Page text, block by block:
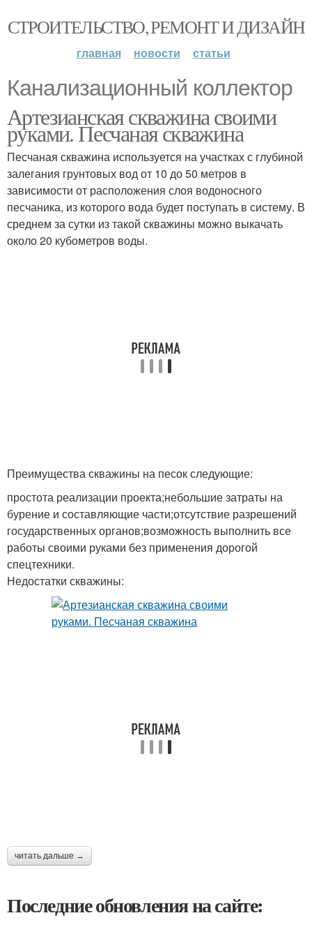
СТРОИТЕЛЬСТВО, РЕМОНТ И ДИЗАЙН
главная новости статьи
Канализационный коллектор
Артезианская скважина своими
руками. Песчаная скважина
Песчаная скважина используется на участках с глубиной
залегания грунтовых вод от 10 до 50 метров в
зависимости от расположения слоя водоносного
песчаника, из которого вода будет поступать в систему. В
среднем за сутки из такой скважины можно выкачать
около 20 кубометров воды.
Преимущества скважины на песок следующие:
простота реализации проекта;небольшие затраты на
бурение и составляющие части;отсутствие разрешений
государственных органов;возможность выполнить все
работы своими руками без применения дорогой
спецтехники.
Недостатки скважины:
читать дальше →
Последние обновления на сайте: